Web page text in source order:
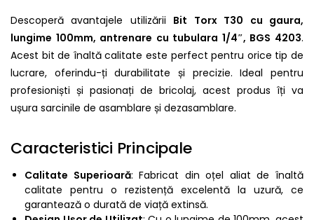
Descoperă avantajele utilizării Bit Torx T30 cu gaura,
lungime 100mm, antrenare cu tubulara 1/4″, BGS 4203.
Acest bit de înaltă calitate este perfect pentru orice tip de
lucrare, oferindu-ți durabilitate și precizie. Ideal pentru
profesioniști și pasionați de bricolaj, acest produs îți va
ușura sarcinile de asamblare și dezasamblare.
Caracteristici Principale
Calitate Superioară: Fabricat din oțel aliat de înaltă
calitate pentru o rezistență excelentă la uzură, ce
garantează o durată de viață extinsă.